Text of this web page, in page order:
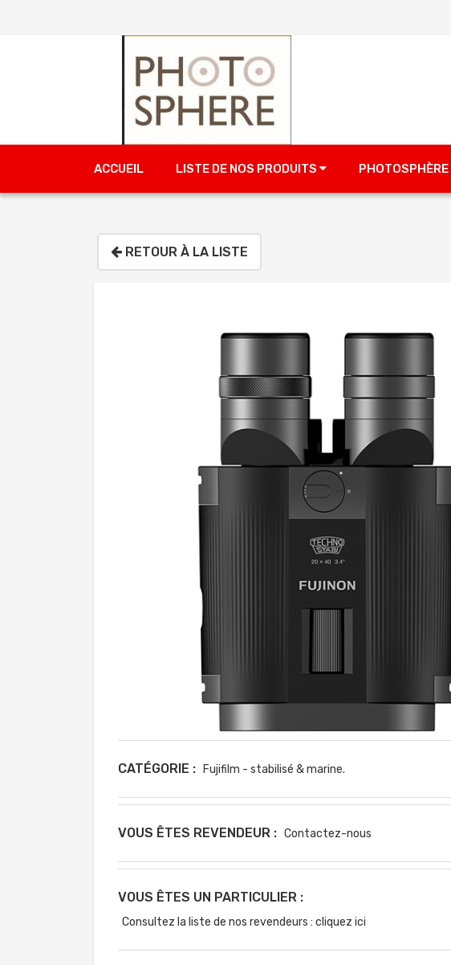
ACCUEIL LISTE DE NOS PRODUITS
RETOUR À LA LISTE
CATÉGORIE : Fujifilm - stabilisé & marine.
VOUS ÊTES REVENDEUR : Contactez-nous
VOUS ÊTES UN PARTICULIER :
Consultez la liste de nos revendeurs : cliquez ici